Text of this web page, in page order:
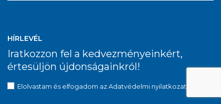
HÍRLEVÉL
Iratkozzon fel a kedvezményeinkért,
értesüljön újdonságainkról!
Elolvastam és elfogadom azAdatvédelmi nyilatkozatot